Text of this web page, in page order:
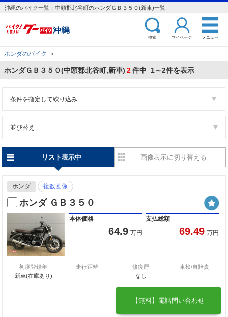
沖縄のバイク一覧：中頭郡北谷町のホンダＧＢ３５０(新車)一覧
検索 マイページ メニュー
ホンダのバイク ＞
ホンダＧＢ３５０(中頭郡北谷町,新車) 2件中 1～2件を表示
条件を指定して絞り込み
並び替え
リスト表示中 画像表示に切り替える
ホンダ 複数画像
ホンダ ＧＢ３５０
本体価格
64.9 万円
支払総額
69.49 万円
初度登録年
新車(在庫あり)
走行距離
―
修復歴
なし
車検/自賠責
―
【無料】電話問い合わせ